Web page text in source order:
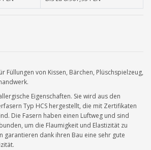
Füllungen von Kissen, Bärchen, Plüschspielzeug,
Eigenschaften. Sie wird aus den
Typ HCS hergestellt, die mit Zertifikaten
Die Fasern haben einen Luftweg und sind
um die Flaumigkeit und Elastizität zu
garantieren dank ihren Bau eine sehr gute